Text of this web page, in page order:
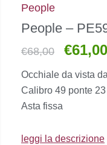
People
People –
€68,00
Il
originale
era:
€61,00
Occhiale da vista
Calibro 49 ponte
Asta fissa
leggi la descrizione